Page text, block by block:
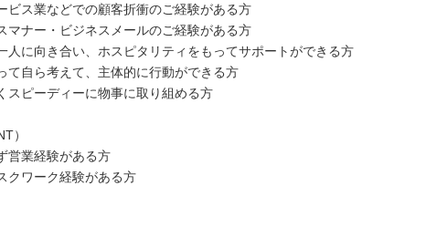
ビス業などでの顧客折衝のご経験がある方
マナー・ビジネスメールのご経験がある方
人に向き合い、ホスピタリティをもってサポートができる方
て自ら考えて、主体的に行動ができる方
スピーディーに物事に取り組める方
）
営業経験がある方
クワーク経験がある方